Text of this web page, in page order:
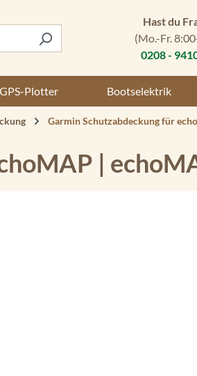
Hast du
(Mo.-Fr.
0208 -
Plotter Bootselektrik
Garmin Schutzabdeckung für
|